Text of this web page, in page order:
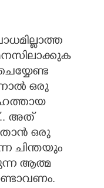
ഒരു
അത്
ഒരു
ചിന്തയും
ആത്മ